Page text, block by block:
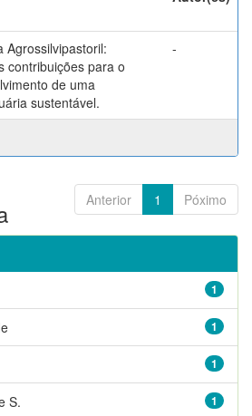
Agrossilvipastoril:
contribuições para o
de uma
sustentável.
-
Anterior 1 Póximo
1
1
1
1
S.